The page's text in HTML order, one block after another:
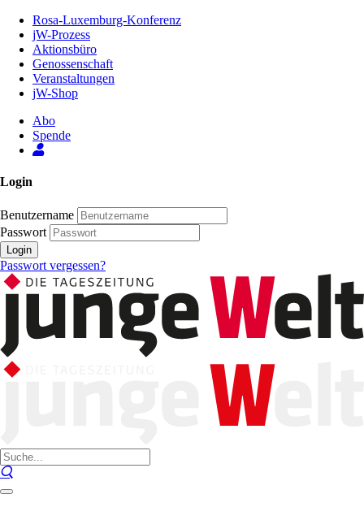
Inhalt
Seite
Rosa-Luxemburg-Konferenz
jW-Prozess
Aktionsbüro
Genossenschaft
Veranstaltungen
jW-Shop
Abo
Spende
Login
Benutzername
Passwort
Login
Passwort vergessen?